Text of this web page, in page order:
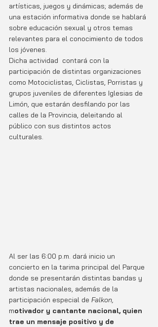
artísticas, juegos y dinámicas; además de
una estación informativa donde se hablará
sobre educación sexual y otros temas
relevantes para el conocimiento de todos
los jóvenes.
Dicha actividad  contará con la
participación de distintas organizaciones
como Motociclistas, Ciclistas, Porristas y
grupos juveniles de diferentes Iglesias de
Limón, que estarán desfilando por las
calles de la Provincia, deleitando al
público con sus distintos actos
culturales.
Al ser las 6:00 p.m. dará inicio un
concierto en la tarima principal del Parque
donde se presentarán distintas bandas y
artistas nacionales, además de la
participación especial de Falkon,
motivador y cantante nacional, quien
trae un mensaje positivo y de